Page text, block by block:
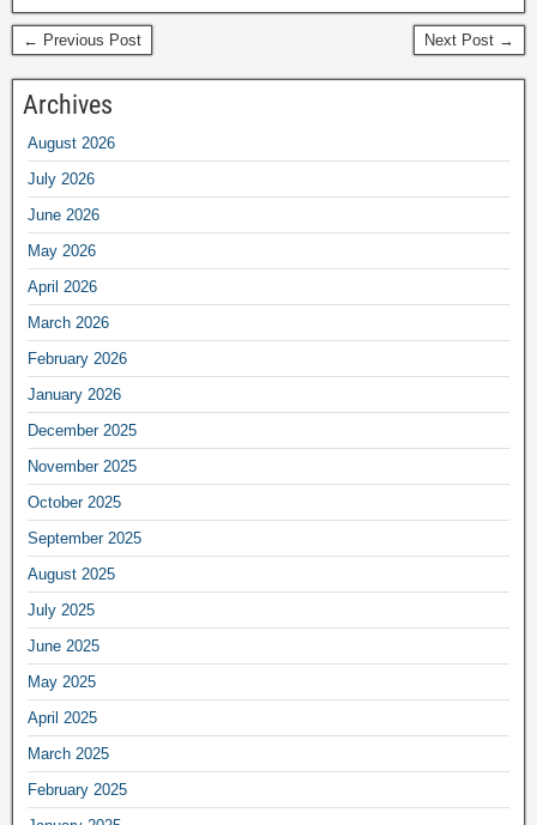
← Previous Post Next Post →
Archives
August 2026
July 2026
June 2026
May 2026
April 2026
March 2026
February 2026
January 2026
December 2025
November 2025
October 2025
September 2025
August 2025
July 2025
June 2025
May 2025
April 2025
March 2025
February 2025